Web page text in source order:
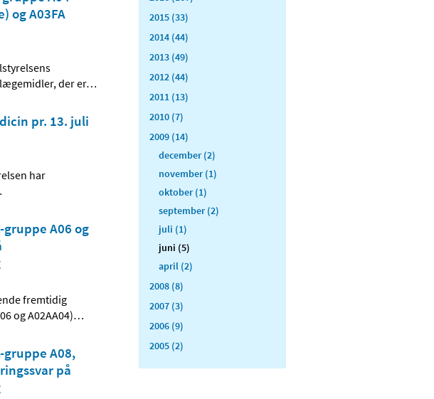
og A03FA
der er…
pr. 13. juli
har
A06 og
fremtidig
og A02AA04)…
A08,
på
2015 (33)
2014 (44)
2013 (49)
2012 (44)
2011 (13)
2010 (7)
2009 (14)
december (2)
november (1)
oktober (1)
september (2)
juli (1)
juni (5)
april (2)
2008 (8)
2007 (3)
2006 (9)
2005 (2)